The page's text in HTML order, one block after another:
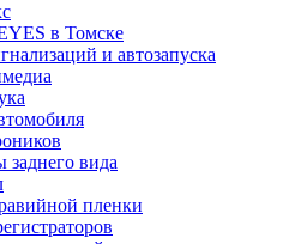
в Томске
и автозапуска
заднего вида
пленки